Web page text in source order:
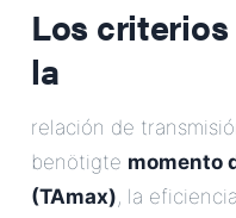
Los
la
relación de
benötigte momento
(TAmax), la